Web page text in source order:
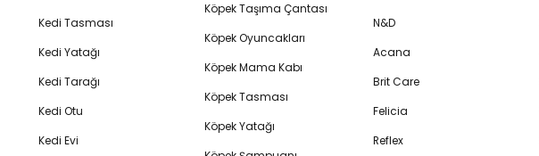
Kedi Tasması
Kedi Yatağı
Kedi Tarağı
Kedi Otu
Kedi Evi
Köpek Taşıma Çantası
Köpek Oyuncakları
Köpek Mama Kabı
Köpek Tasması
Köpek Yatağı
N&D
Acana
Brit Care
Felicia
Reflex